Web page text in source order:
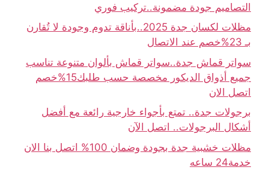
التصاميم جودة مضمونة..تركيب فوري
مظلات لكسان جدة 2025..بأناقة تدوم وجودة لا تُقارن
بـ 23%خصم عند الاتصال
سواتر قماش جدة..سواتر قماش بألوان متنوعة تناسب
جميع أذواق الديكور مخصصة حسب طلبك15%خصم
اتصل الان
برجولات جدة.. تمتع بأجواء خارجية رائعة مع أفضل
أشكال البرجولات.. اتصل الآن
مظلات خشبية جدة بجودة وضمان 100% اتصل بنا الان
خدمة24 ساعه